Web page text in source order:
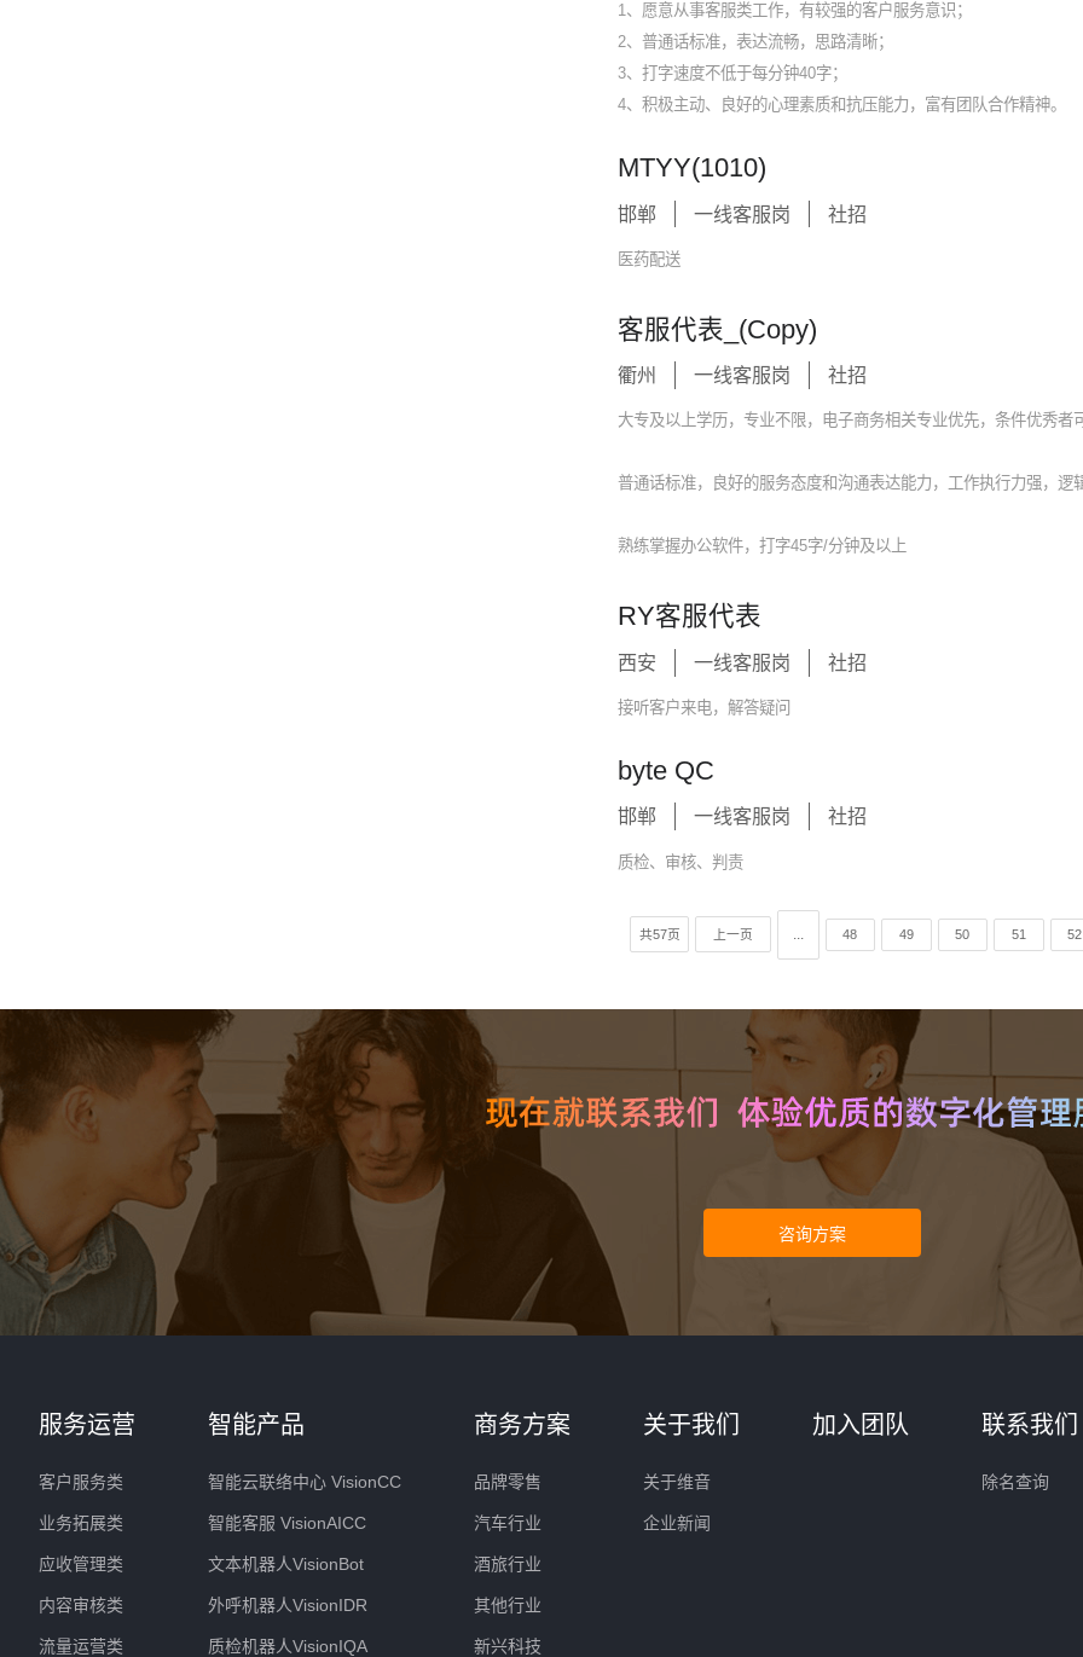
1、愿意从事客服类工作，有较强的客户服务意识；
2、普通话标准，表达流畅，思路清晰；
3、打字速度不低于每分钟40字；
4、积极主动、良好的心理素质和抗压能力，富有团队合作精神。
MTYY(1010)
邯郸 一线客服岗 社招
医药配送
客服代表_(Copy)
衢州 一线客服岗 社招
大专及以上学历，专业不限，电子商务相关专业优先，条件优秀者
普通话标准，良好的服务态度和沟通表达能力，工作执行力强，逻
熟练掌握办公软件，打字45字/分钟及以上
RY客服代表
西安 一线客服岗 社招
接听客户来电，解答疑问
byte QC
邯郸 一线客服岗 社招
质检、审核、判责
共57页 上一页 ... 48 49 50 51 52
服务运营
客户服务类
业务拓展类
应收管理类
内容审核类
流量运营类
智能产品
智能云联络中心 VisionCC
智能客服 VisionAICC
文本机器人VisionBot
外呼机器人VisionIDR
质检机器人VisionIQA
商务方案
品牌零售
汽车行业
酒旅行业
其他行业
新兴科技
关于我们
关于维音
企业新闻
加入团队 联系我们
除名查询